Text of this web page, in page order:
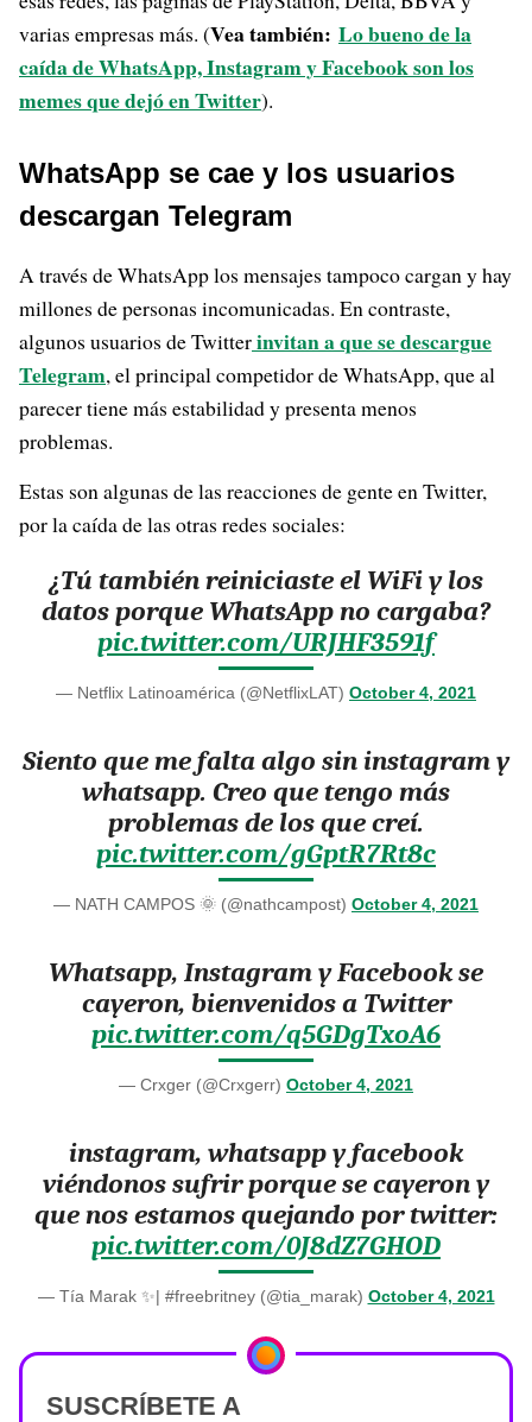
varias empresas más. (Vea también: Lo bueno de la
caída de WhatsApp, Instagram y Facebook son los
memes que dejó en Twitter).
WhatsApp se cae y los usuarios
descargan Telegram
A través de WhatsApp los mensajes tampoco cargan y hay
millones de personas incomunicadas. En contraste,
algunos usuarios de Twitterinvitan a que se descargue
Telegram, el principal competidor de WhatsApp, que al
parecer tiene más estabilidad y presenta menos
problemas.
Estas son algunas de las reacciones de gente en Twitter,
por la caída de las otras redes sociales:
¿Tú también reiniciaste el WiFi y los
datos porque WhatsApp no cargaba?
pic.twitter.com/URJHF3591f
— Netflix Latinoamérica (@NetflixLAT) October 4, 2021
Siento que me falta algo sin instagram y
whatsapp. Creo que tengo más
problemas de los que creí.
pic.twitter.com/gGptR7Rt8c
— NATH CAMPOS 🌞 (@nathcampost) October 4, 2021
Whatsapp, Instagram y Facebook se
cayeron, bienvenidos a Twitter
pic.twitter.com/q5GDgTxoA6
— Crxger (@Crxgerr) October 4, 2021
instagram, whatsapp y facebook
viéndonos sufrir porque se cayeron y
que nos estamos quejando por twitter:
pic.twitter.com/0J8dZ7GHOD
— Tía Marak ✨| #freebritney (@tia_marak) October 4, 2021
SUSCRÍBETE A